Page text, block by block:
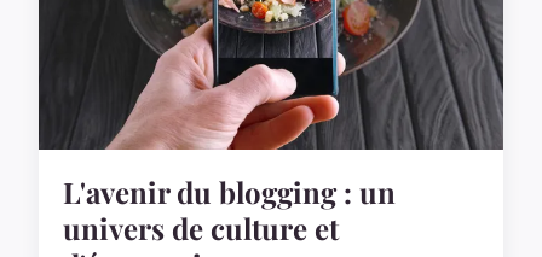
L'avenir du blogging : un
univers de culture et